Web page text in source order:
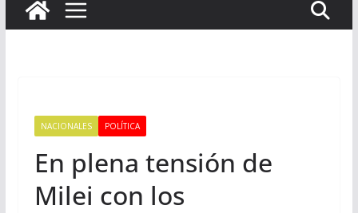
NACIONALES POLÍTICA
En plena tensión de
Milei con los